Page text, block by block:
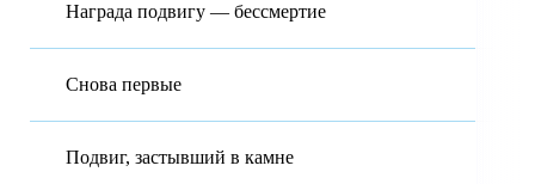
Награда подвигу — бессмертие
Снова первые
Подвиг, застывший в камне